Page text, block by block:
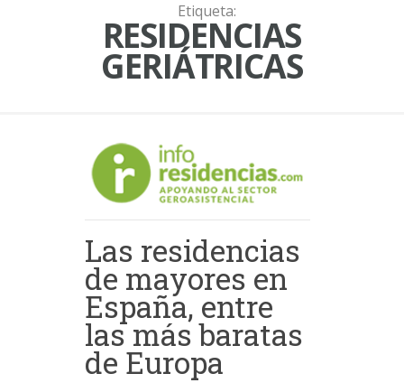
Etiqueta:
RESIDENCIAS
GERIÁTRICAS
Las residencias
de mayores en
España, entre
las más baratas
de Europa